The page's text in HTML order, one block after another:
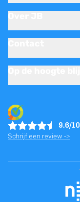
9.6/10
Schrijf een review ->